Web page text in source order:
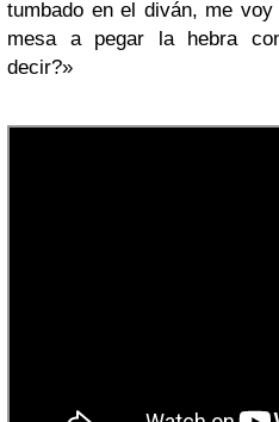
tumbado en el diván, me
mesa a pegar la hebra
decir?»